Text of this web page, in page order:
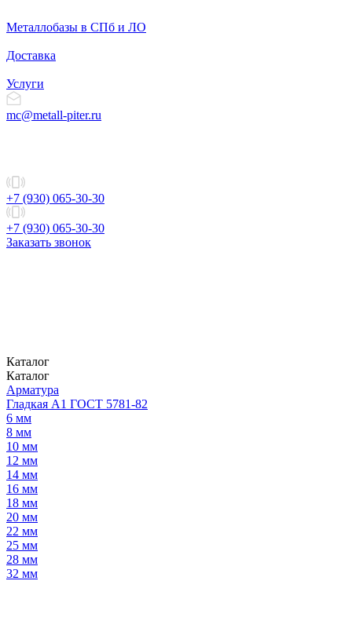
Металлобазы в СПб и ЛО
Доставка
Услуги
mc@metall-piter.ru
+7 (930) 065-30-30
+7 (930) 065-30-30
Заказать звонок
Каталог
Каталог
Арматура
Гладкая А1 ГОСТ 5781-82
6 мм
8 мм
10 мм
12 мм
14 мм
16 мм
18 мм
20 мм
22 мм
25 мм
28 мм
32 мм